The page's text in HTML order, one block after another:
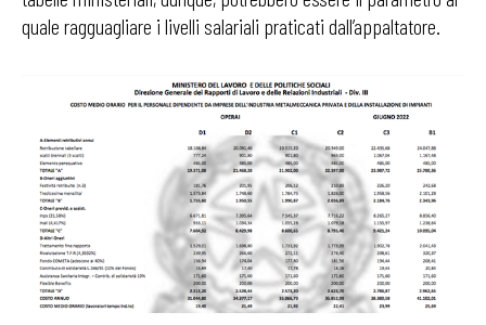
quale ragguagliare i livelli salariali praticati dall’appaltatore.